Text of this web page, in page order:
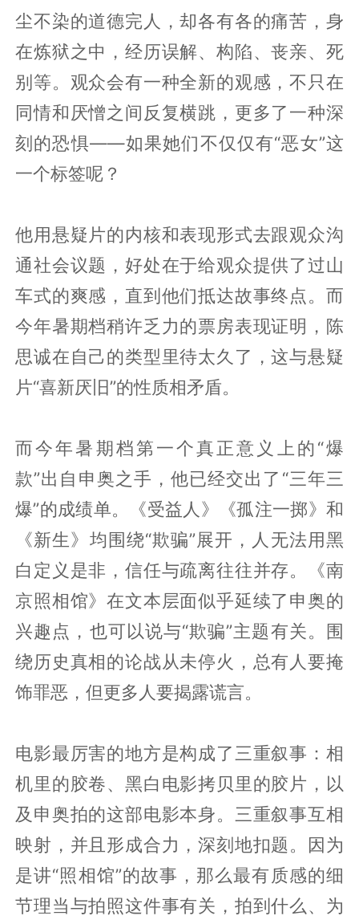
尘不染的道德完人，却各有各的痛苦，身
在炼狱之中，经历误解、构陷、丧亲、死
别等。观众会有一种全新的观感，不只在
同情和厌憎之间反复横跳，更多了一种深
刻的恐惧——如果她们不仅仅有“恶女”这
一个标签呢？
他用悬疑片的内核和表现形式去跟观众沟
通社会议题，好处在于给观众提供了过山
车式的爽感，直到他们抵达故事终点。而
今年暑期档稍许乏力的票房表现证明，陈
思诚在自己的类型里待太久了，这与悬疑
片“喜新厌旧”的性质相矛盾。
而今年暑期档第一个真正意义上的“爆
款”出自申奥之手，他已经交出了“三年三
爆”的成绩单。《受益人》《孤注一掷》和
《新生》均围绕“欺骗”展开，人无法用黑
白定义是非，信任与疏离往往并存。《南
京照相馆》在文本层面似乎延续了申奥的
兴趣点，也可以说与“欺骗”主题有关。围
绕历史真相的论战从未停火，总有人要掩
饰罪恶，但更多人要揭露谎言。
电影最厉害的地方是构成了三重叙事：相
机里的胶卷、黑白电影拷贝里的胶片，以
及申奥拍的这部电影本身。三重叙事互相
映射，并且形成合力，深刻地扣题。因为
是讲“照相馆”的故事，那么最有质感的细
节理当与拍照这件事有关，拍到什么、为